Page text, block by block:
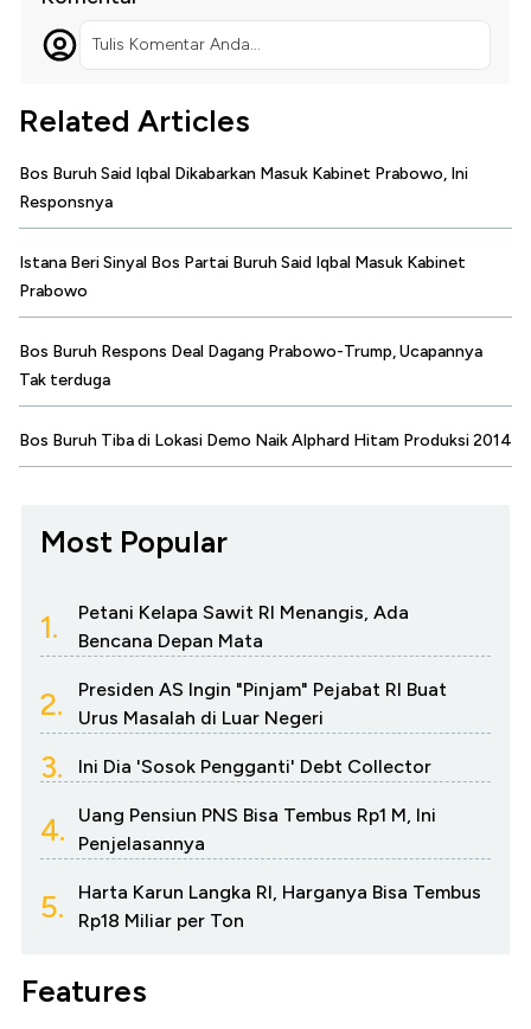
Tulis Komentar Anda...
Related Articles
Bos Buruh Said Iqbal Dikabarkan Masuk Kabinet Prabowo, Ini
Responsnya
Istana Beri Sinyal Bos Partai Buruh Said Iqbal Masuk Kabinet
Prabowo
Bos Buruh Respons Deal Dagang Prabowo-Trump, Ucapannya
Tak terduga
Bos Buruh Tiba di Lokasi Demo Naik Alphard Hitam Produksi 2014
Most Popular
1.
Petani Kelapa Sawit RI Menangis, Ada
Bencana Depan Mata
2.
Presiden AS Ingin "Pinjam" Pejabat RI Buat
Urus Masalah di Luar Negeri
3. Ini Dia 'Sosok Pengganti' Debt Collector
4.
Uang Pensiun PNS Bisa Tembus Rp1 M, Ini
Penjelasannya
5.
Harta Karun Langka RI, Harganya Bisa Tembus
Rp18 Miliar per Ton
Features